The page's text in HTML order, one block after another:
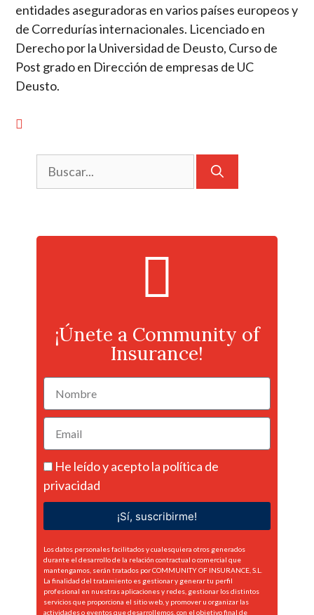
entidades aseguradoras en varios países europeos y
de Corredurías internacionales. Licenciado en
Derecho por la Universidad de Deusto, Curso de
Post grado en Dirección de empresas de UC
Deusto.
¡Únete a Community of
Insurance!
He leído y acepto la política de
privacidad
¡Sí, suscribirme!
Los datos personales facilitados y cualesquiera otros generados
durante el desarrollo de la relación contractual o comercial que
mantengamos, serán tratados por COMMUNITY OF INSURANCE, S.L.
La finalidad del tratamiento es gestionar y generar tu perfil
profesional en nuestras aplicaciones y redes, gestionar los distintos
servicios que proporciona el sitio web, y promover u organizar las
actividades o eventos que desarrollemos, con el objetivo final de